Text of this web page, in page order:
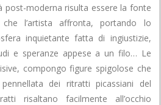
post-moderna risulta essere la fonte
l’artista affronta, portando lo
inquietante fatta di ingiustizie,
e speranze appese a un filo… Le
compongo figure spigolose che
dei ritratti picassiani del
risaltano facilmente all’occhio